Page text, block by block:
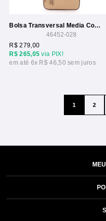
Bolsa Transversal Media Com Ziper Frontal
46452-028
R$ 265,05 via PIX!
R$ 279,00
6x R$ 46,50
1 2